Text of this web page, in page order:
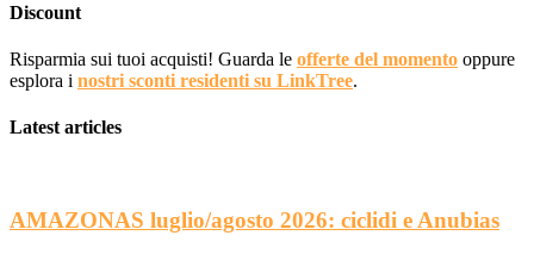
Discount
Risparmia sui tuoi acquisti! Guarda le offerte del momento oppure
esplora i nostri sconti residenti su LinkTree.
Latest articles
AMAZONAS luglio/agosto 2026: ciclidi e Anubias